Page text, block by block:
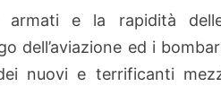
armati e la rapidità
dell’aviazione ed i
nuovi e terrificanti